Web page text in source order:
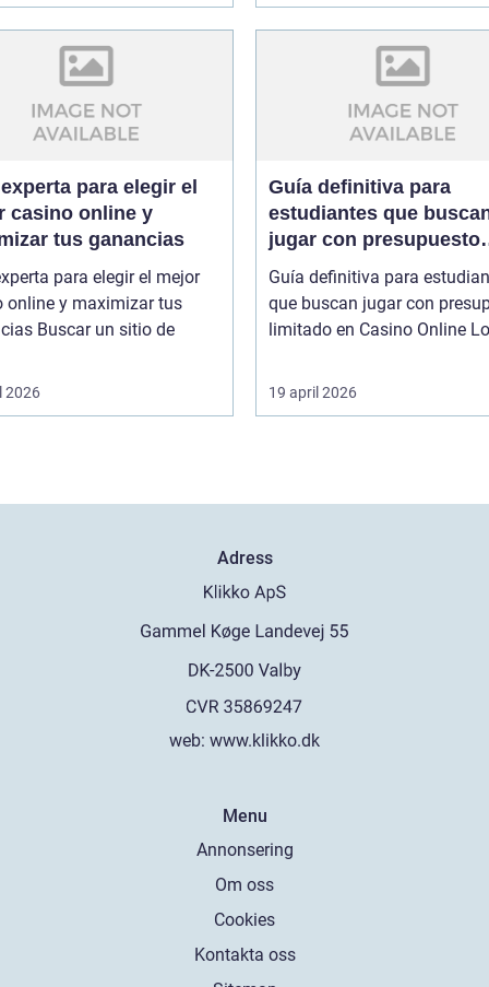
para elegir el
casino online y
tus ganancias
para elegir el mejor
online y maximizar tus
un sitio de
2026
Guía definitiva para
estudiantes que
jugar con presupuesto
limitado en Casino
Guía definitiva para
que buscan jugar con
limitado
19 april 2026
Adress
web: www.klikko.dk
Menu
Annonsering
Om oss
Cookies
Kontakta oss